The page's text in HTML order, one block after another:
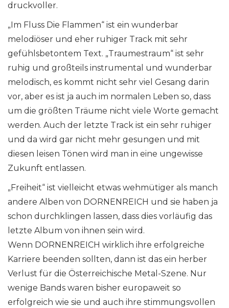
druckvoller.
„Im Fluss Die Flammen“ ist ein wunderbar
melodiöser und eher ruhiger Track mit sehr
gefühlsbetontem Text. „Traumestraum“ ist sehr
ruhig und großteils instrumental und wunderbar
melodisch, es kommt nicht sehr viel Gesang darin
vor, aber es ist ja auch im normalen Leben so, dass
um die größten Träume nicht viele Worte gemacht
werden. Auch der letzte Track ist ein sehr ruhiger
und da wird gar nicht mehr gesungen und mit
diesen leisen Tönen wird man in eine ungewisse
Zukunft entlassen.
„Freiheit“ ist vielleicht etwas wehmütiger als manch
andere Alben von DORNENREICH und sie haben ja
schon durchklingen lassen, dass dies vorläufig das
letzte Album von ihnen sein wird.
Wenn DORNENREICH wirklich ihre erfolgreiche
Karriere beenden sollten, dann ist das ein herber
Verlust für die Österreichische Metal-Szene. Nur
wenige Bands waren bisher europaweit so
erfolgreich wie sie und auch ihre stimmungsvollen